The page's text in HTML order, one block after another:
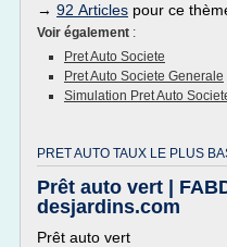
→ 92 Articles pour ce
Voir également :
Pret Auto Societe
Pret Auto Societe Generale
Simulation Pret Auto
PRET AUTO TAUX LE PLUS
Prêt auto vert |
desjardins.com
Prêt auto vert